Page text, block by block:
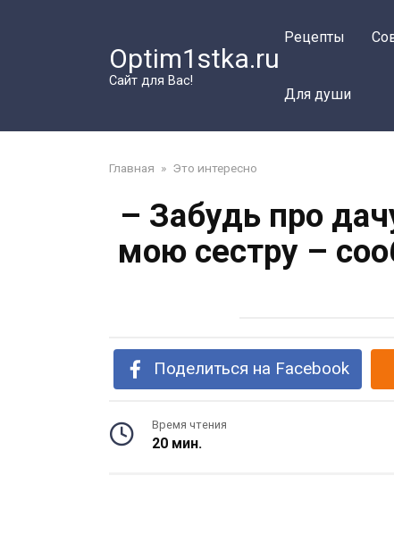
Optim1stka.ru
Сайт для Вас!
Рецепты
Для души
Главная » Это интересно
– Забудь про
мою сестру –
Поделиться на Facebook
Время чтения
20 мин.